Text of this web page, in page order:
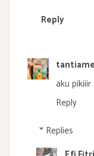
Reply
aku
Reply
Replies